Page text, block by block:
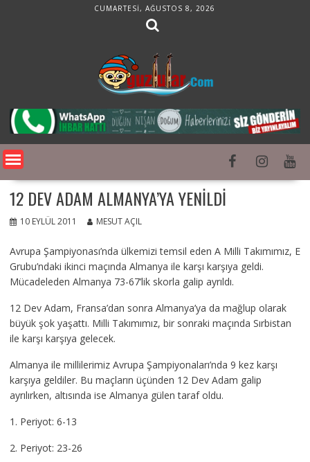
CUMARTESI, AĞUSTOS 8, 2026
12 DEV ADAM ALMANYA’YA YENILDI
10 EYLÜL 2011 MESUT AÇIL
Avrupa Şampiyonası’nda ülkemizi temsil eden A Milli Takımımız, E
Grubu’ndaki ikinci maçında Almanya ile karşı karşıya geldi.
Mücadeleden Almanya 73-67’lik skorla galip ayrıldı.
12 Dev Adam, Fransa’dan sonra Almanya’ya da mağlup olarak
büyük şok yaşattı. Milli Takımımız, bir sonraki maçında Sırbistan
ile karşı karşıya gelecek.
Almanya ile millilerimiz Avrupa Şampiyonaları’nda 9 kez karşı
karşıya geldiler. Bu maçların üçünden 12 Dev Adam galip
ayrılırken, altısında ise Almanya gülen taraf oldu.
1. Periyot: 6-13
2. Periyot: 23-26